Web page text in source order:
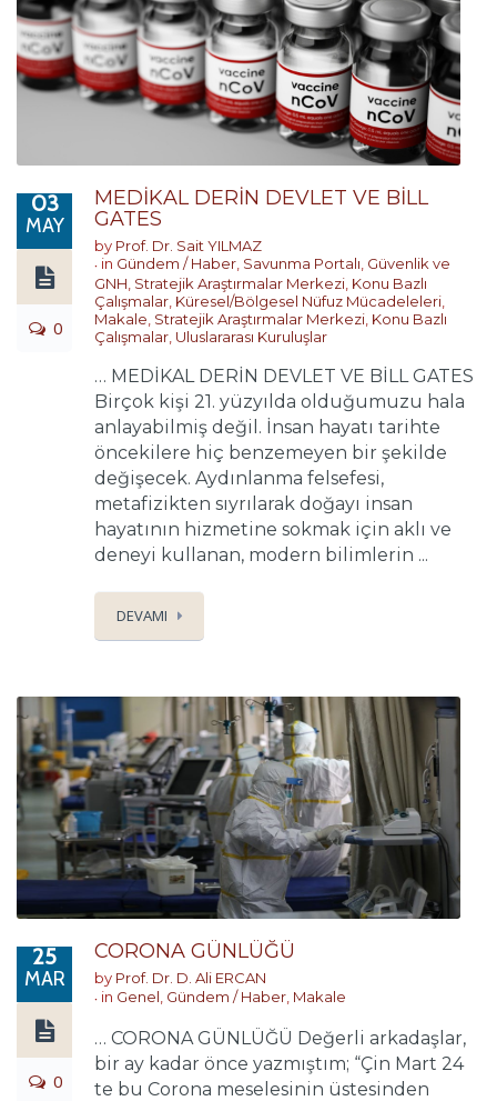
03
MAY
0
MEDİKAL DERİN DEVLET VE BİLL
GATES
by Prof. Dr. Sait YILMAZ
in Gündem / Haber Savunma Portalı Güvenlik ve
GNH Stratejik Araştırmalar Merkezi Konu Bazlı
Çalışmalar Küresel/Bölgesel Nüfuz Mücadeleleri
Makale Stratejik Araştırmalar Merkezi Konu Bazlı
Çalışmalar Uluslararası Kuruluşlar
… MEDİKAL DERİN DEVLET VE BİLL GATES
Birçok kişi 21. yüzyılda olduğumuzu hala
anlayabilmiş değil. İnsan hayatı tarihte
öncekilere hiç benzemeyen bir şekilde
değişecek. Aydınlanma felsefesi,
metafizikten sıyrılarak doğayı insan
hayatının hizmetine sokmak için aklı ve
deneyi kullanan, modern bilimlerin ...
DEVAMI
25
MAR
0
CORONA GÜNLÜĞÜ
by Prof. Dr. D. Ali ERCAN
in Genel Gündem / Haber Makale
… CORONA GÜNLÜĞÜ Değerli arkadaşlar,
bir ay kadar önce yazmıştım; “Çin Mart 24
te bu Corona meselesinin üstesinden